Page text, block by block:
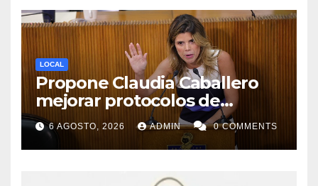
LOCAL
Propone Claudia Caballero
mejorar protocolos de
seguridad en planteles
educativos
6 AGOSTO, 2026 ADMIN 0 COMMENTS